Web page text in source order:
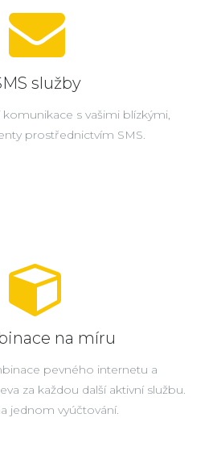
služby
komunikace s vašimi blízkými,
prostřednictvím SMS.
na míru
pevného internetu a
za každou další aktivní službu.
jednom vyúčtování.